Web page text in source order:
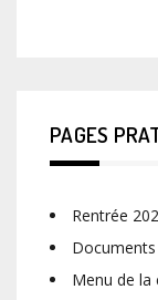
PAGES
Rentrée
Menu de la